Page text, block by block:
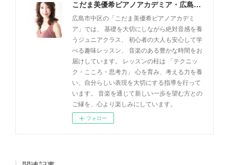
こだま美優希ピアノアカデミア・広島市中区
広島市中区の「こだま美優希ピアノアカデミ
ア」では、 基礎を大切にしながら絶対音感を養
うジュニアクラス、 初心者の大人も安心して学
べる趣味レッスン、 音楽のある豊かな時間をお
届けしています。 レッスンの柱は 「テクニッ
ク・こころ・思考力」 心を育み、考える力を養
い、自分らしい表現を大切にする指導を行って
います。 音楽を通じて新しい一歩を望む方との
ご縁を、心より楽しみにしています。
フォロー